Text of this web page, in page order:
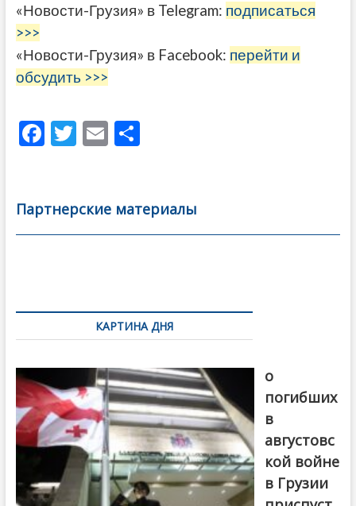
«Новости-Грузия» в Telegram: подписаться
>>>
«Новости-Грузия» в Facebook: перейти и
обсудить >>>
F
b
o
T
er
E
l
О
а
в
Партнерские материалы
по
записямКАРТИНА ДНЯ
о
погибших
в
августовс
кой войне
в Грузии